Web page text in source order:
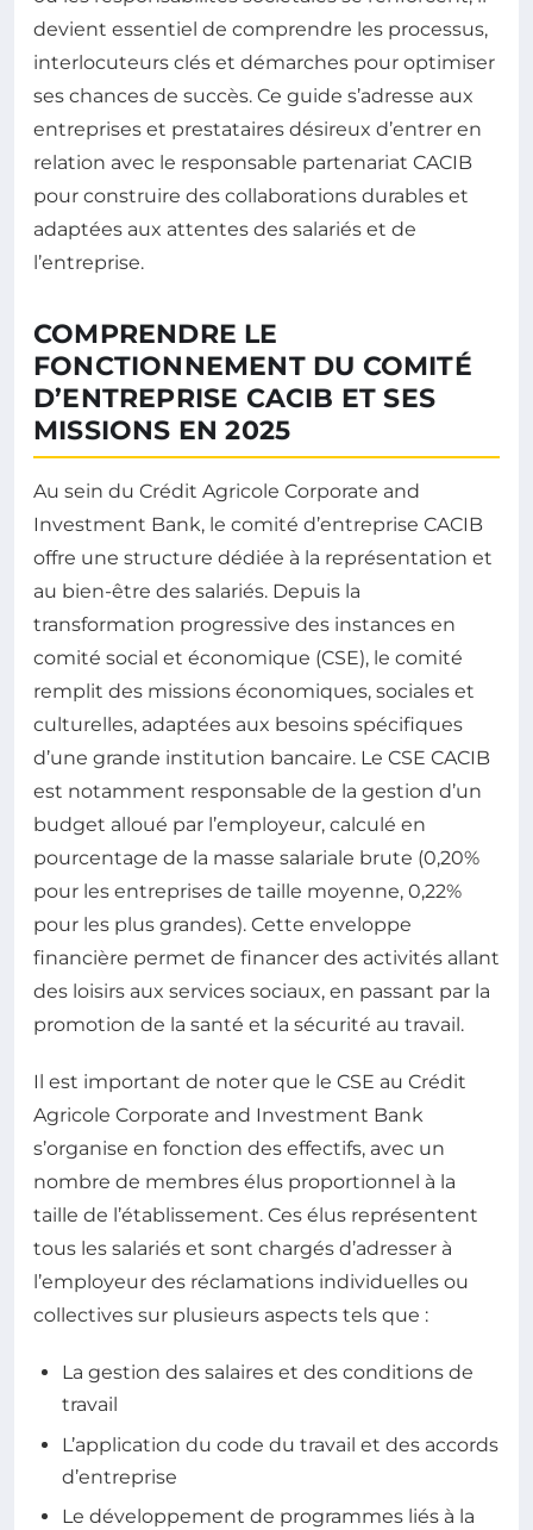
devient essentiel de comprendre les processus,
interlocuteurs clés et démarches pour optimiser
ses chances de succès. Ce guide s’adresse aux
entreprises et prestataires désireux d’entrer en
relation avec le responsable partenariat CACIB
pour construire des collaborations durables et
adaptées aux attentes des salariés et de
l’entreprise.
COMPRENDRE LE
FONCTIONNEMENT DU COMITÉ
D’ENTREPRISE CACIB ET SES
MISSIONS EN 2025
Au sein du Crédit Agricole Corporate and
Investment Bank, le comité d’entreprise CACIB
offre une structure dédiée à la représentation et
au bien-être des salariés. Depuis la
transformation progressive des instances en
comité social et économique (CSE), le comité
remplit des missions économiques, sociales et
culturelles, adaptées aux besoins spécifiques
d’une grande institution bancaire. Le CSE CACIB
est notamment responsable de la gestion d’un
budget alloué par l’employeur, calculé en
pourcentage de la masse salariale brute (0,20%
pour les entreprises de taille moyenne, 0,22%
pour les plus grandes). Cette enveloppe
financière permet de financer des activités allant
des loisirs aux services sociaux, en passant par la
promotion de la santé et la sécurité au travail.
Il est important de noter que le CSE au Crédit
Agricole Corporate and Investment Bank
s’organise en fonction des effectifs, avec un
nombre de membres élus proportionnel à la
taille de l’établissement. Ces élus représentent
tous les salariés et sont chargés d’adresser à
l’employeur des réclamations individuelles ou
collectives sur plusieurs aspects tels que :
La gestion des salaires et des conditions de
travail
L’application du code du travail et des accords
d’entreprise
Le développement de programmes liés à la